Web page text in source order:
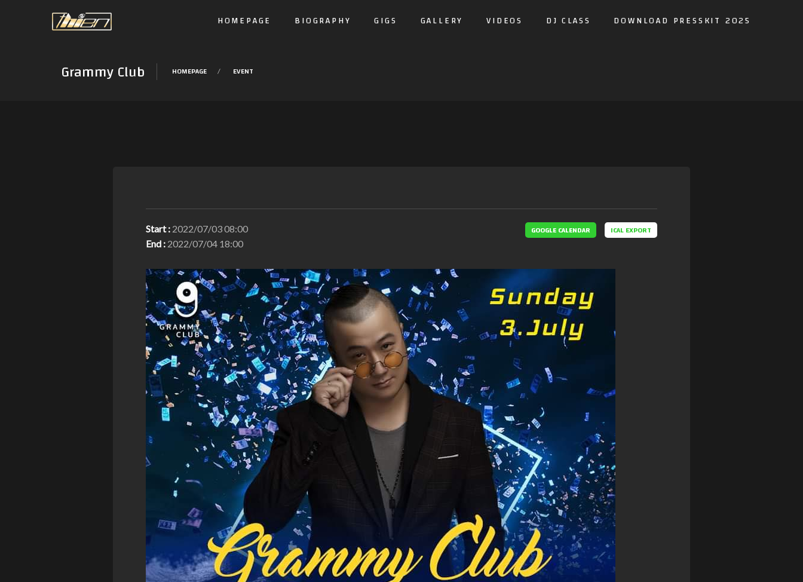
HOMEPAGE BIOGRAPHY GIGS GALLERY VIDEOS DJ CLASS DOWNLOAD PRESSKIT 2025
Grammy Club HOMEPAGE EVENT
GOOGLE CALENDAR ICAL EXPORT
Start :2022/07/03 08:00
End :2022/07/04 18:00